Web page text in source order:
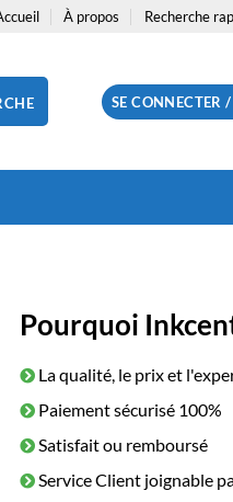
À propos Recherche
SE CONNECTER /
Pourquoi
La qualité, le prix et
Paiement sécurisé 100%
Satisfait ou remboursé
Service Client joignable